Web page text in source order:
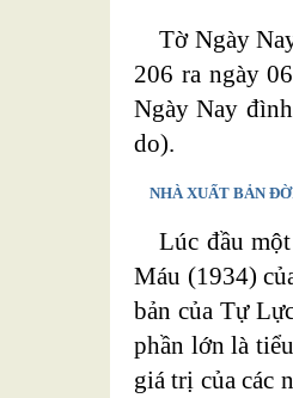
Tờ Ngày
206 ra ngày
Ngày Nay
do).
NHÀ XUẤT BẢN
Lúc đầu
Máu (1934)
bản của Tự
phần lớn là
giá trị của các